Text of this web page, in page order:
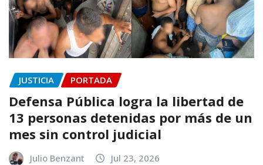
JUSTICIA PORTADA
Defensa Pública logra la libertad de
13 personas detenidas por más de un
mes sin control judicial
Julio Benzant Jul 23, 2026